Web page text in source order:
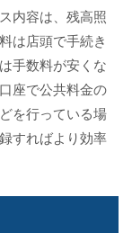
内容は、残高照
は店頭で手続き
手数料が安くな
座で公共料金の
を行っている場
すればより効率